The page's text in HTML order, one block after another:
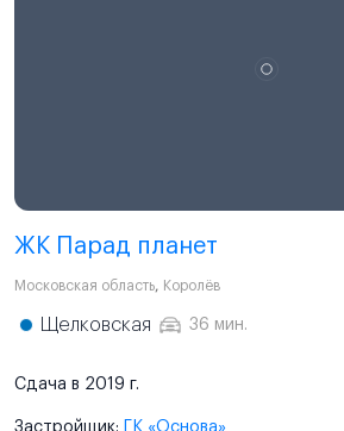
ЖК Парад планет
Московская область, Королёв
Щелковская 36 мин.
Сдача в 2019 г.
Застройщик: ГК «Основа»